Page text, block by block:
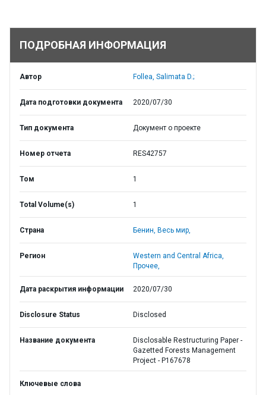
ПОДРОБНАЯ ИНФОРМАЦИЯ
Автор Follea, Salimata D.;
Дата подготовки документа 2020/07/30
Тип документа Документ о проекте
Номер отчета RES42757
Том 1
Total Volume(s) 1
Страна Бенин, Весь мир,
Регион
Western and Central Africa,
Прочее,
Дата раскрытия информации 2020/07/30
Disclosure Status Disclosed
Название документа
Disclosable Restructuring Paper -
Gazetted Forests Management
Project - P167678
Ключевые слова